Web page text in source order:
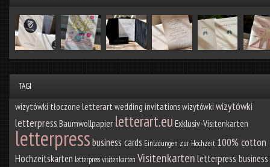
TAGI
wizytówki tłoczone letterart wedding invitationswizytówki wizytówki
letterpress Baumwollpapier letterart.eu Exklusiv-Visitenkarten
letterpressbusiness cards Einladungen zur Hochzeit 100% cotton
Hochzeitskarten letterpress visitenkarten Visitenkartenletterpress business